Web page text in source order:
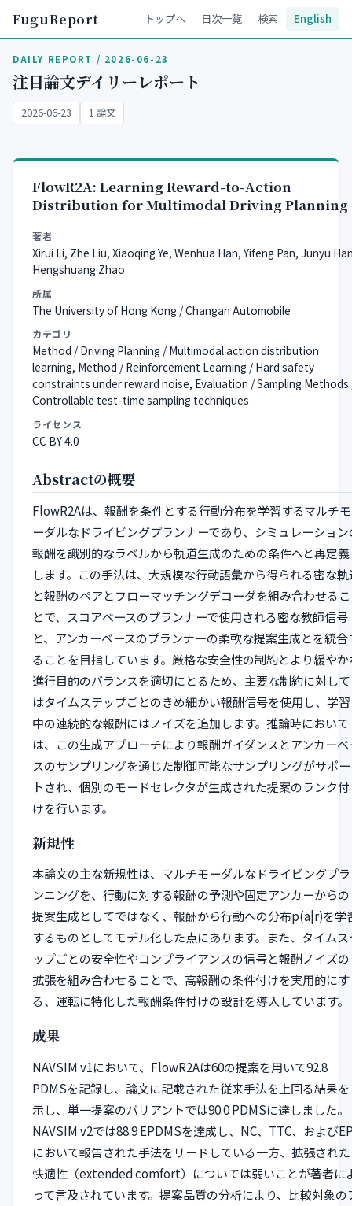
FuguReport トップへ 日次一覧 検索 English
DAILY REPORT / 2026-06-23
注目論文デイリーレポート
2026-06-23 1 論文
FlowR2A: Learning Reward-to-Action
Distribution for Multimodal Driving Planning
著者
Xirui Li, Zhe Liu, Xiaoqing Ye, Wenhua Han, Yifeng Pan, Junyu
Hengshuang Zhao
所属
The University of Hong Kong / Changan Automobile
カテゴリ
Method / Driving Planning / Multimodal action distribution
learning, Method / Reinforcement Learning / Hard safety
constraints under reward noise, Evaluation / Sampling Methods
Controllable test-time sampling techniques
ライセンス
CC BY 4.0
Abstractの概要
FlowR2Aは、報酬を条件とする行動分布を学習するマルチモ
ーダルなドライビングプランナーであり、シミュレーション
報酬を識別的なラベルから軌道生成のための条件へと再定義
します。この手法は、大規模な行動語彙から得られる密な軌
と報酬のペアとフローマッチングデコーダを組み合わせるこ
とで、スコアベースのプランナーで使用される密な教師信号
と、アンカーベースのプランナーの柔軟な提案生成とを統合
ることを目指しています。厳格な安全性の制約とより緩やか
進行目的のバランスを適切にとるため、主要な制約に対して
はタイムステップごとのきめ細かい報酬信号を使用し、学習
中の連続的な報酬にはノイズを追加します。推論時において
は、この生成アプローチにより報酬ガイダンスとアンカーベ
スのサンプリングを通じた制御可能なサンプリングがサポー
トされ、個別のモードセレクタが生成された提案のランク付
けを行います。
新規性
本論文の主な新規性は、マルチモーダルなドライビングプラ
ンニングを、行動に対する報酬の予測や固定アンカーからの
提案生成としてではなく、報酬から行動への分布p(a|r)を学
するものとしてモデル化した点にあります。また、タイムス
ップごとの安全性やコンプライアンスの信号と報酬ノイズの
拡張を組み合わせることで、高報酬の条件付けを実用的にす
る、運転に特化した報酬条件付けの設計を導入しています。
成果
NAVSIM v1において、FlowR2Aは60の提案を用いて92.8
PDMSを記録し、論文に記載された従来手法を上回る結果を
示し、単一提案のバリアントでは90.0 PDMSに達しました。
NAVSIM v2では88.9 EPDMSを達成し、NC、TTC、および
において報告された手法をリードしている一方、拡張された
快適性（extended comfort）については弱いことが著者に
って言及されています。提案品質の分析により、比較対象の